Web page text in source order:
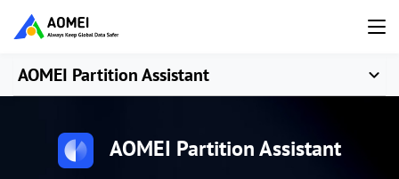
AOMEI Partition Assistant
AOMEI Partition Assistant